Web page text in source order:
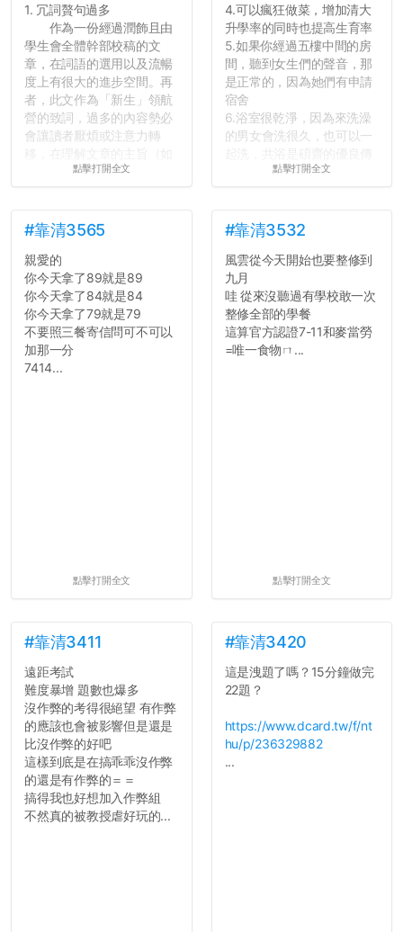
1. 冗詞贅句過多
作為一份經過潤飾且由
學生會全體幹部校稿的文
章，在詞語的選用以及流暢
度上有很大的進步空間。再
者，此文作為「新生」領航
營的致詞，過多的內容勢必
會讓讀者厭煩或注意力轉
果有的話）前就失去興趣。
的聲明一樣正式，但至少在
用字上多加留意。有些語句
用說的可能會引人發笑或多
聽幾句，但寫成文字時只會
讓人感到疲乏。
2. 文章主題不明
在學生會臉書的貼文中
可以看到，全篇文章以連字
點擊打開全文
4.可以瘋狂做菜，增加清大
升學率的同時也提高生育率
5.如果你經過五樓中間的房
間，聽到女生們的聲音，那
是正常的，因為她們有申請
宿舍
6.浴室很乾淨，因為來洗澡
的男女會洗很久，也可以一
舍房間，都歡迎留言讓我知
道...
點擊打開全文
#靠清3565
親愛的
你今天拿了89就是89
你今天拿了84就是84
你今天拿了79就是79
不要照三餐寄信問可不可以
加那一分
7414...
點擊打開全文
#靠清3532
風雲從今天開始也要整修到
九月
哇 從來沒聽過有學校敢一次
整修全部的學餐
這算官方認證7-11和麥當勞
=唯一食物ㄇ...
點擊打開全文
#靠清3411
遠距考試
難度暴增 題數也爆多
沒作弊的考得很絕望 有作弊
的應該也會被影響但是還是
比沒作弊的好吧
這樣到底是在搞乖乖沒作弊
的還是有作弊的＝＝
搞得我也好想加入作弊組
不然真的被教授虐好玩的...
#靠清3420
這是洩題了嗎？15分鐘做完
22題？
https://www.dcard.tw/f/nt
hu/p/236329882
...